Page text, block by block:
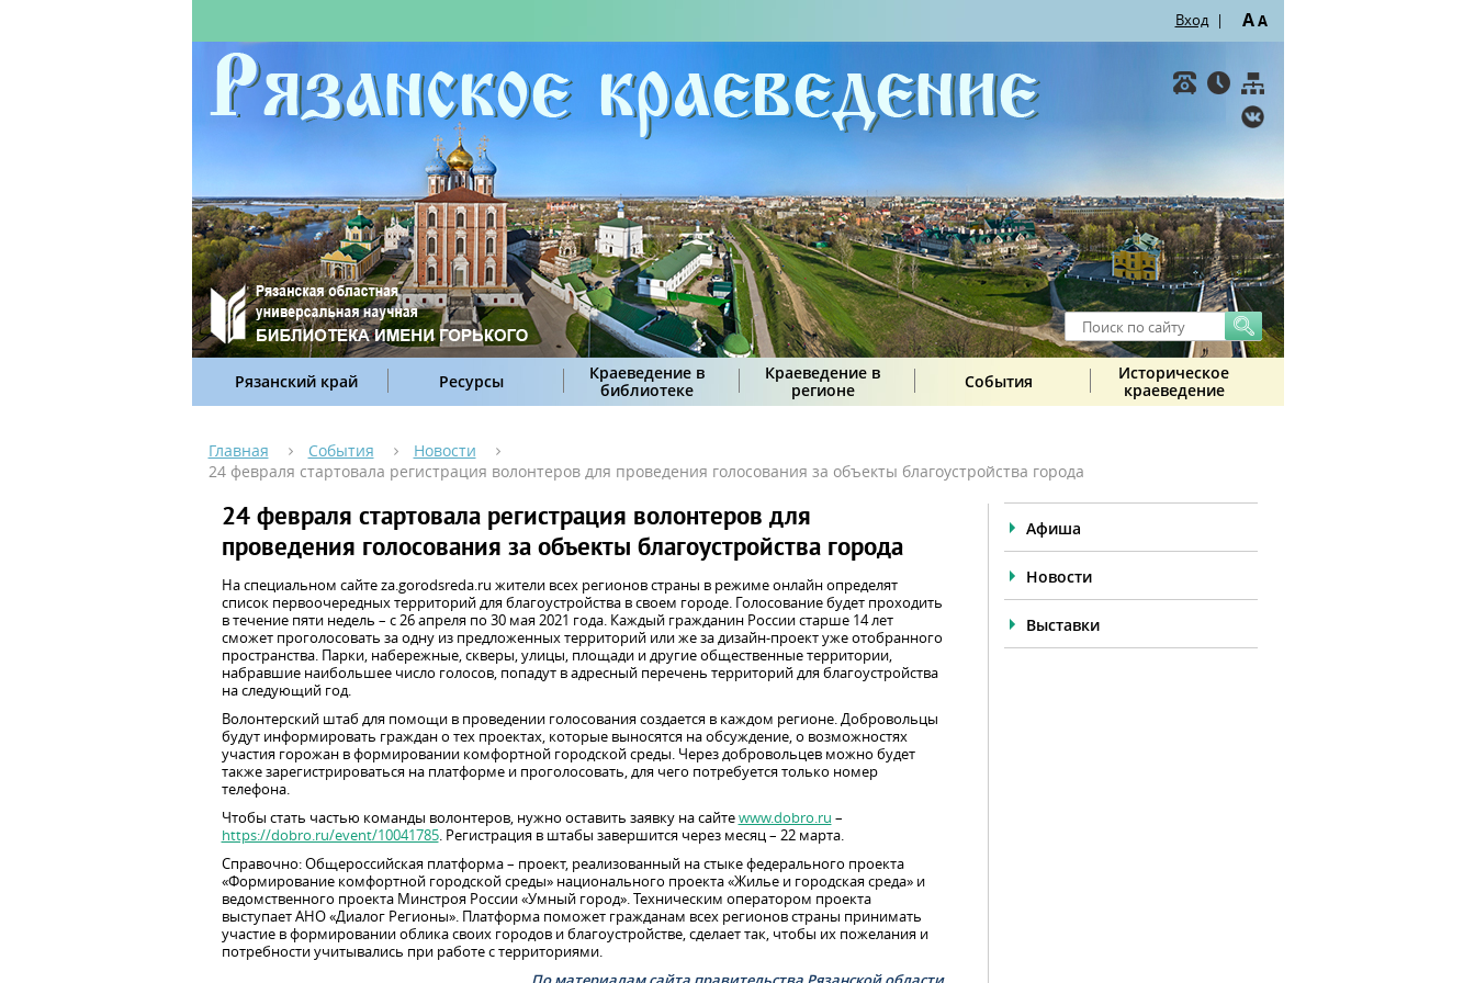
Вход | AA
Рязанский край Ресурсы
Краеведение в
библиотеке
Краеведение в
регионе
События
Историческое
краеведение
Главная События
Новости
24 февраля стартовала регистрация волонтеров для проведения голосования за объекты благоустройства города
24 февраля стартовала регистрация волонтеров для
проведения голосования за объекты благоустройства города
На специальном сайте za.gorodsreda.ru жители всех регионов страны в режиме онлайн определят
список первоочередных территорий для благоустройства в своем городе. Голосование будет проходить
в течение пяти недель – с 26 апреля по 30 мая 2021 года. Каждый гражданин России старше 14 лет
сможет проголосовать за одну из предложенных территорий или же за дизайн-проект уже отобранного
пространства. Парки, набережные, скверы, улицы, площади и другие общественные территории,
набравшие наибольшее число голосов, попадут в адресный перечень территорий для благоустройства
на следующий год.
Волонтерский штаб для помощи в проведении голосования создается в каждом регионе. Добровольцы
будут информировать граждан о тех проектах, которые выносятся на обсуждение, о возможностях
участия горожан в формировании комфортной городской среды. Через добровольцев можно будет
также зарегистрироваться на платформе и проголосовать, для чего потребуется только номер
телефона.
Чтобы стать частью команды волонтеров, нужно оставить заявку на сайтеwww.dobro.ru –
https://dobro.ru/event/10041785. Регистрация в штабы завершится через месяц – 22 марта.
Справочно: Общероссийская платформа – проект, реализованный на стыке федерального проекта
«Формирование комфортной городской среды» национального проекта «Жилье и городская среда» и
ведомственного проекта Минстроя России «Умный город». Техническим оператором проекта
выступает АНО «Диалог Регионы». Платформа поможет гражданам всех регионов страны принимать
участие в формировании облика своих городов и благоустройстве, сделает так, чтобы их пожелания и
потребности учитывались при работе с территориями.
Афиша
Новости
Выставки